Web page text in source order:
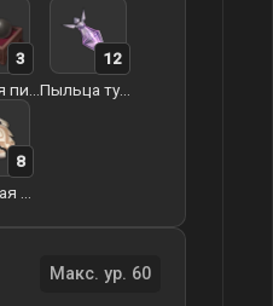
3
12
8
Макс. ур. 60